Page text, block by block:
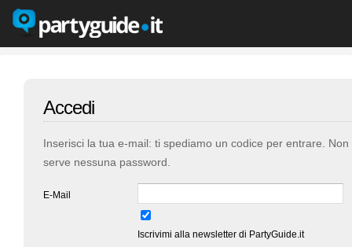
Accedi
Inserisci la tua e-mail: ti spediamo un codice per entrare. Non
serve nessuna password.
E-Mail
Iscrivimi alla newsletter di PartyGuide.it